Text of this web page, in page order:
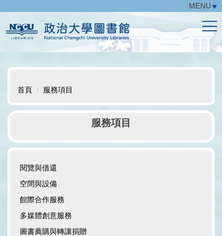
主
要
區
MENU
首頁 服務項目
服務項目
閱覽與借還
空間與設備
館際合作服務
多媒體創意服務
圖書薦購與轉讓捐贈